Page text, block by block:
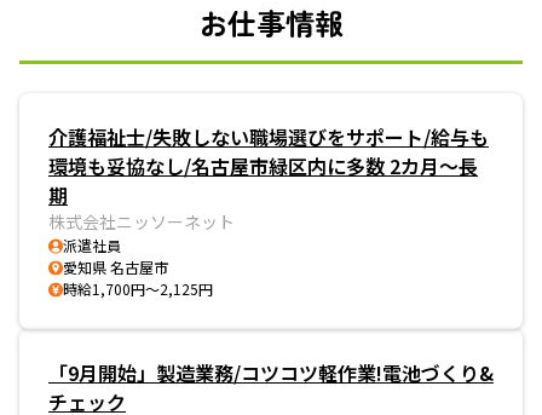
お仕事情報
介護福祉士/失敗しない職場選びをサポート/給与も
環境も妥協なし/名古屋市緑区内に多数 2カ月～長
期
株式会社ニッソーネット
派遣社員
愛知県 名古屋市
時給1,700円～2,125円
「9月開始」製造業務/コツコツ軽作業!電池づくり&
チェック